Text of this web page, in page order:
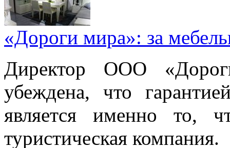
«Дороги мира»: за
Директор ООО
убеждена, что
является именно то,
туристическая компания.